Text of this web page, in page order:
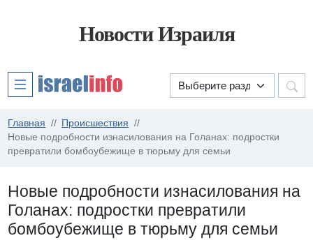
Новости Израиля
Главная
Происшествия
Новые подробности изнасилования на Голанах: подростки
превратили бомбоубежище в тюрьму для семьи
Новые подробности изнасилования на
Голанах: подростки превратили
бомбоубежище в тюрьму для семьи